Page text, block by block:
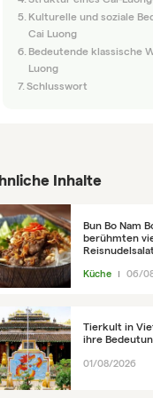
Kulturelle und soziale
Cai Luong
Bedeutende klassische
Luong
Schlusswort
Inhalte
Bun Bo Nam
berühmten
Reisnudelsalat
Küche 06/
Tierkult in
ihre
01/08/2026